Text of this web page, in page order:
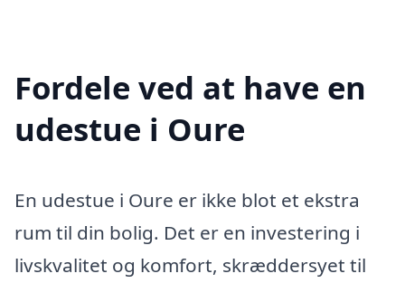
Fordele ved at have en
udestue i Oure
En udestue i Oure er ikke blot et ekstra
rum til din bolig. Det er en investering i
livskvalitet og komfort, skræddersyet til